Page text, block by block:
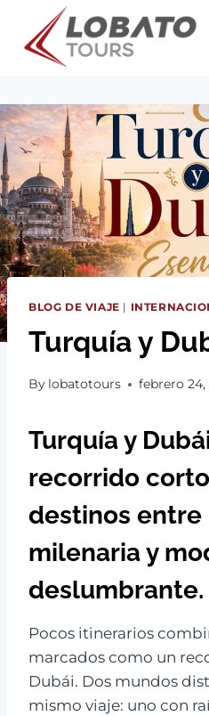
content
BLOG DE VIAJE |
Turquía y
By lobatotours febrero 24,
Turquía y
recorrido
destinos entre
milenaria y
deslumbrante.
Pocos itinerarios
marcados como un
Dubái. Dos mundos
mismo viaje: uno con